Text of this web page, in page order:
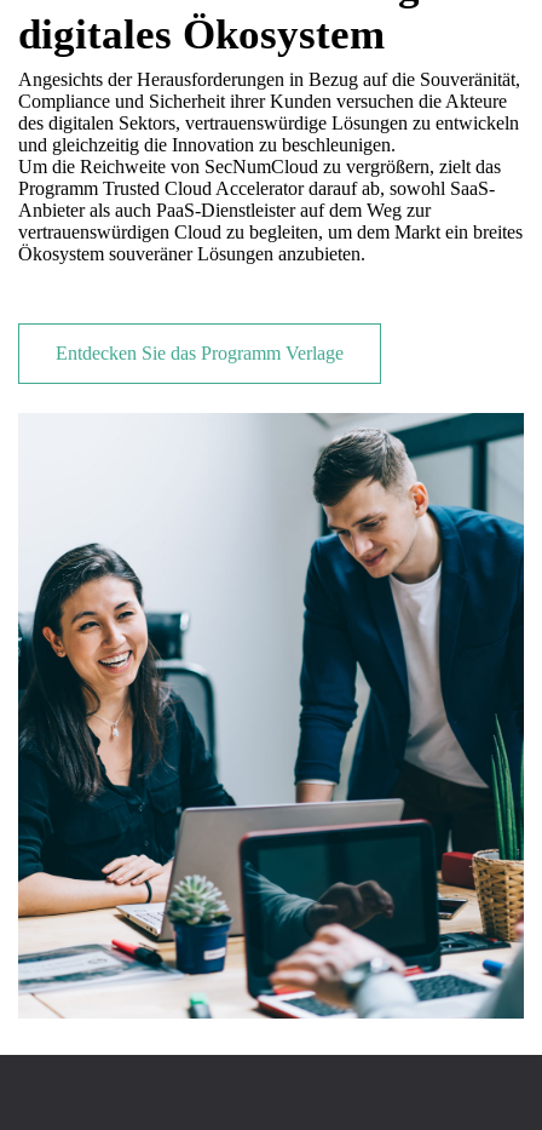
digitales Ökosystem
Angesichts der Herausforderungen in Bezug auf die Souveränität,
Compliance und Sicherheit ihrer Kunden versuchen die Akteure
des digitalen Sektors, vertrauenswürdige Lösungen zu entwickeln
und gleichzeitig die Innovation zu beschleunigen.
Um die Reichweite von SecNumCloud zu vergrößern, zielt das
Programm Trusted Cloud Accelerator darauf ab, sowohl SaaS-
Anbieter als auch PaaS-Dienstleister auf dem Weg zur
vertrauenswürdigen Cloud zu begleiten, um dem Markt ein breites
Ökosystem souveräner Lösungen anzubieten.
Entdecken Sie das Programm Verlage